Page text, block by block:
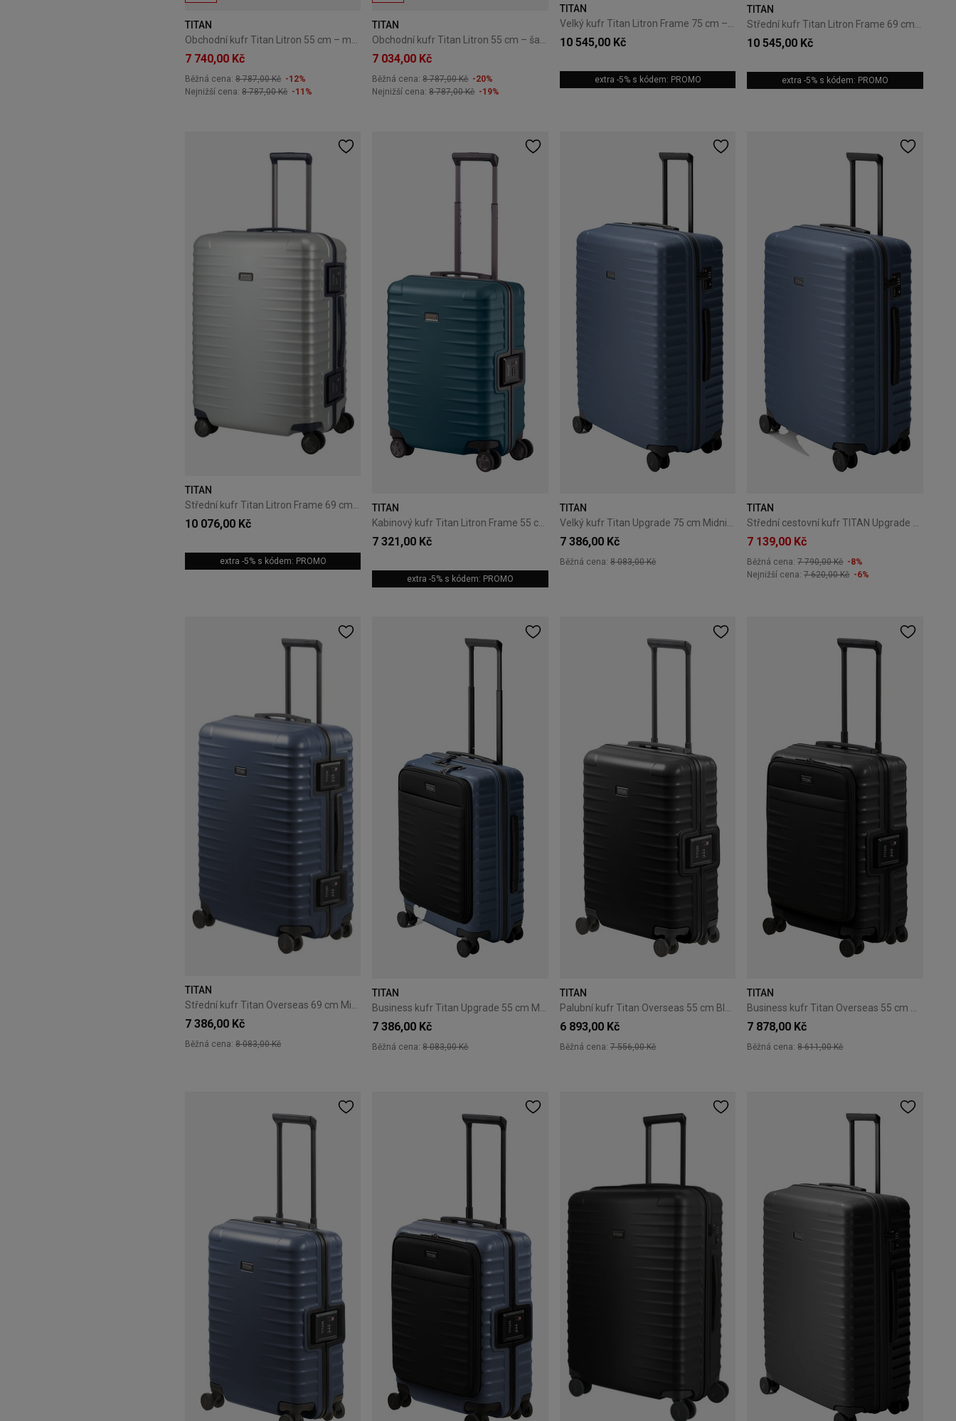
TITAN
7 740,00 Kč
Běžná cena: 8 787,00 Kč -12%
Nejnižší cena: 8 787,00 Kč -11%
TITAN
7 034,00 Kč
Běžná cena:8 787,00 Kč -20%
Nejnižší cena:8 787,00 Kč -19%
TITAN
10 545,00 Kč
extra -5% s kódem: PROMO
TITAN
Střední kufr Titan Litron Frame 69 cm – BVB Borussia Dortmund
10 545,00 Kč
extra -5% s kódem: PROMO
TITAN
10 076,00 Kč
extra -5% s kódem: PROMO
TITAN
7 321,00 Kč
extra -5% s kódem: PROMO
TITAN
7 386,00 Kč
Běžná cena: 8 083,00 Kč
TITAN
7 139,00 Kč
Běžná cena:7 790,00 Kč -8%
Nejnižší cena:7 620,00 Kč -6%
TITAN
7 386,00 Kč
Běžná cena: 8 083,00 Kč
TITAN
Business kufr Titan Upgrade 55 cm Midnight Blue
7 386,00 Kč
Běžná cena:8 083,00 Kč
TITAN
Palubní kufr Titan Overseas 55 cm Black
6 893,00 Kč
Běžná cena: 7 556,00 Kč
TITAN
Business kufr Titan Overseas 55 cm Black
7 878,00 Kč
Běžná cena:8 611,00 Kč